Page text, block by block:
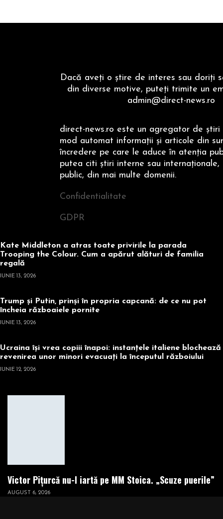
Dacă aveţi o ştire de interes sau doriţi
din diverse motive, puteţi trimite un
admin@direct-news.ro
direct-news.ro este un agregator de ştiri
mod automat informaţii şi articole din
încredere pe care le aduce în atenţia
putea citi ştiri interne sau internaţionale,
public, din mai multe domenii.
Confidentialitate
GDPR
Kate Middleton a atras toate privirile la parada
Trooping the Colour. Cum a apărut alături de familia
regală
IUNIE 13, 2026
Trump și Putin, prinși în propria capcană: de ce nu pot
încheia războaiele pornite
IUNIE 13, 2026
Ucraina își vrea copiii înapoi: instanțele italiene blochează
revenirea unor minori evacuați la începutul războiului
IUNIE 12, 2026
Victor Pițurcă nu-l iartă pe MM Stoica. „Scuze puerile”
AUGUST 6, 2026